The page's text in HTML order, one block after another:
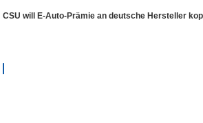
CSU will E-Auto-Prämie an deutsche Hersteller